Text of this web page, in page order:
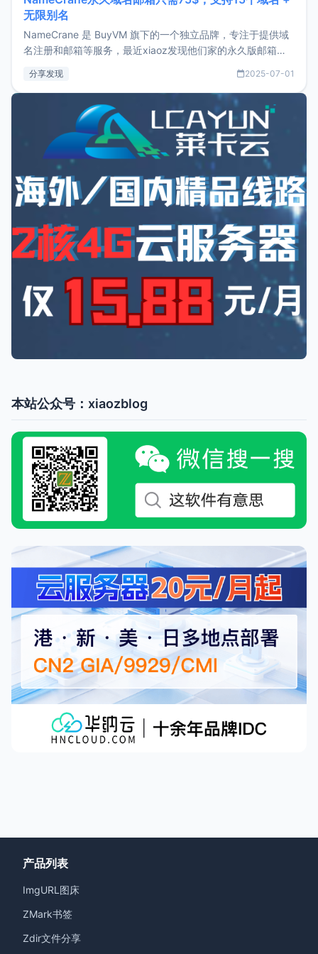
无限别名
NameCrane 是 BuyVM 旗下的一个独立品牌，专注于提供域
名注册和邮箱等服务，最近xiaoz发现他们家的永久版邮箱服
又实惠的域名邮箱，不妨尝试一下 NameCrane。注册
NameCraneNameCrane不支持直接注册，必须要购买
分享发现 2025-07-01
本站公众号：xiaozblog
产品列表
ImgURL图床
ZMark书签
Zdir文件分享